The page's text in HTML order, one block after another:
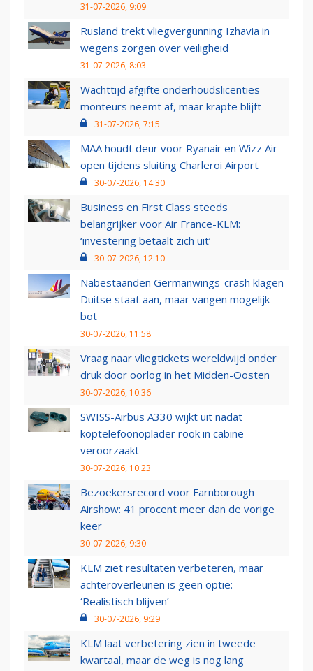
31-07-2026, 9:09
Rusland trekt vliegvergunning Izhavia in
wegens zorgen over veiligheid
31-07-2026, 8:03
Wachttijd afgifte onderhoudslicenties
monteurs neemt af, maar krapte blijft
31-07-2026, 7:15
MAA houdt deur voor Ryanair en Wizz Air
open tijdens sluiting Charleroi Airport
30-07-2026, 14:30
Business en First Class steeds
belangrijker voor Air France-KLM:
‘investering betaalt zich uit’
30-07-2026, 12:10
Nabestaanden Germanwings-crash klagen
Duitse staat aan, maar vangen mogelijk
bot
30-07-2026, 11:58
Vraag naar vliegtickets wereldwijd onder
druk door oorlog in het Midden-Oosten
30-07-2026, 10:36
SWISS-Airbus A330 wijkt uit nadat
koptelefoonoplader rook in cabine
veroorzaakt
30-07-2026, 10:23
Bezoekersrecord voor Farnborough
Airshow: 41 procent meer dan de vorige
keer
30-07-2026, 9:30
KLM ziet resultaten verbeteren, maar
achteroverleunen is geen optie:
‘Realistisch blijven’
30-07-2026, 9:29
KLM laat verbetering zien in tweede
kwartaal, maar de weg is nog lang